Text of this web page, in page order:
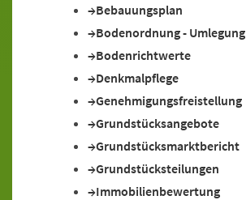
Bebauungsplan
Bodenordnung - Umlegung
Bodenrichtwerte
Denkmalpflege
Genehmigungsfreistellung
Grundstücksangebote
Grundstücksmarktbericht
Grundstücksteilungen
Immobilienbewertung